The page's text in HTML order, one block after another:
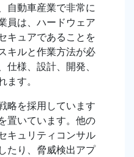
自動車産業で非常に
員は、ハードウェア
キュアであることを
キルと作業方法が必
仕様、設計、開発、
ます。
略を採用しています
置いています。他の
キュリティコンサル
たり、脅威検出アプ